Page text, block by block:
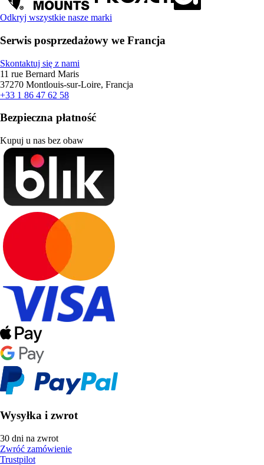
Odkryj wszystkie nasze marki
Serwis posprzedażowy we Francja
Skontaktuj się z nami
11 rue Bernard Maris
37270 Montlouis-sur-Loire, Francja
+33 1 86 47 62 58
Bezpieczna płatność
Kupuj u nas bez obaw
Wysyłka i zwrot
30 dni na zwrot
Zwróć zamówienie
Trustpilot